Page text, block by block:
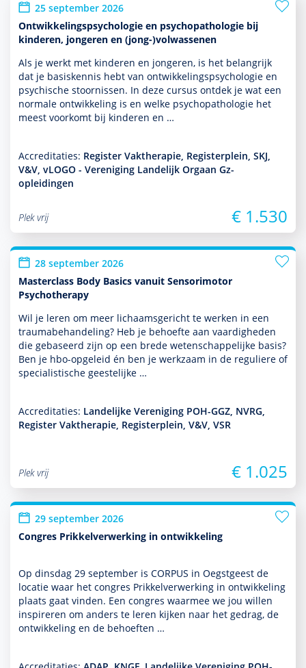
25 september 2026
Ontwikkelingspsychologie en psychopathologie bij
kinderen, jongeren en (jong-)volwassenen
Als je werkt met kin­de­ren en jongeren, is het belang­rijk
dat je basis­kennis hebt van ont­wikke­lingspsycho­logie en
psychische stoor­nissen. In deze cursus ontdek je wat een
normale ont­wikke­ling is en welke psycho­patho­logie het
meest voorkomt bij kin­de­ren en …
Accreditaties: Register Vaktherapie, Registerplein, SKJ,
V&V, vLOGO - Vereniging Landelijk Orgaan Gz-
opleidingen
Plek vrij € 1.530
28 september 2026
Masterclass Body Basics vanuit Sensorimotor
Psychotherapy
Wil je leren om meer lichaamsgericht te werken in een
traumabehan­del­ing? Heb je behoefte aan vaar­dig­heden
die gebaseerd zijn op een brede weten­schappe­lijke basis?
Ben je hbo-opgeleid én ben je werk­zaam in de reguliere of
specialis­tische geeste­lijke …
Accreditaties: Landelijke Vereniging POH-GGZ, NVRG,
Register Vaktherapie, Registerplein, V&V, VSR
Plek vrij € 1.025
29 september 2026
Congres Prikkelverwerking in ontwikkeling
Op dins­dag 29 september is CORPUS in Oegstgeest de
locatie waar het congres Prikkelverwerking in ont­wikke­ling
plaats gaat vinden. Een congres waarmee we jou willen
inspireren om anders te leren kijken naar het gedrag, de
ont­wikke­ling en de behoeften …